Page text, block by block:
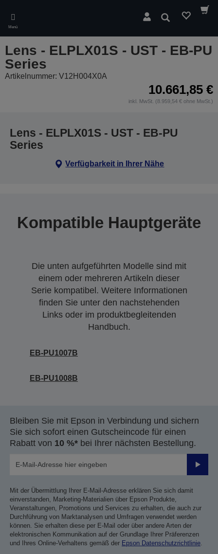
main
content
Menü
Suchen
Lens - ELPLX01S - UST - EB-PU
Series
Artikelnummer: V12H004X0A
10.661,85 €
inkl. MwSt. (8.959,54 € ohne MwSt.)
Lens - ELPLX01S - UST - EB-PU
Series
Verfügbarkeit in Ihrer Nähe
Kompatible Hauptgeräte
Die unten aufgeführten Modelle sind mit
einem oder mehreren Artikeln dieser
Serie kompatibel. Weitere Informationen
finden Sie unter den nachstehenden
Links oder im produktbegleitenden
Handbuch.
EB-PU1007B
EB-PU1008B
Bleiben Sie mit Epson in Verbindung und sichern
Sie sich sofort einen Gutscheincode für einen
Rabatt von 10 %* bei Ihrer nächsten Bestellung.
Mit der Übermittlung Ihrer E-Mail-Adresse erklären Sie sich damit
einverstanden, Marketing-Materialien über Epson Produkte,
Veranstaltungen, Promotions und Services zu erhalten, die auch zur
Durchführung von Marktanalysen und Umfragen verwendet werden
können. Sie erhalten diese per E-Mail oder über andere Arten der
elektronischen Kommunikation auf der Grundlage Ihrer Präferenzen
und Ihres Online-Verhaltens gemäß der Epson Datenschutzrichtlinie.